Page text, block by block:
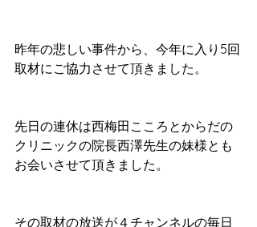
昨年の悲しい事件から、今年に入り5回
取材にご協力させて頂きました。
先日の連休は西梅田こころとからだの
クリニックの院長西澤先生の妹様とも
お会いさせて頂きました。
その取材の放送が４チャンネルの毎日